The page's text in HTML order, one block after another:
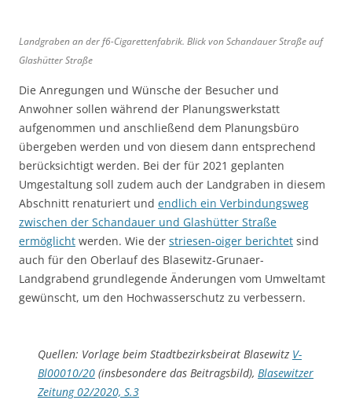
Landgraben an der f6-Cigarettenfabrik. Blick von Schandauer Straße auf
Glashütter Straße
Die Anregungen und Wünsche der Besucher und
Anwohner sollen während der Planungswerkstatt
aufgenommen und anschließend dem Planungsbüro
übergeben werden und von diesem dann entsprechend
berücksichtigt werden. Bei der für 2021 geplanten
Umgestaltung soll zudem auch der Landgraben in diesem
Abschnitt renaturiert und endlich ein Verbindungsweg
zwischen der Schandauer und Glashütter Straße
ermöglicht werden. Wie der striesen-oiger berichtet sind
auch für den Oberlauf des Blasewitz-Grunaer-
Landgrabend grundlegende Änderungen vom Umweltamt
gewünscht, um den Hochwasserschutz zu verbessern.
Quellen: Vorlage beim Stadtbezirksbeirat Blasewitz V-
Bl00010/20 (insbesondere das Beitragsbild), Blasewitzer
Zeitung 02/2020, S.3